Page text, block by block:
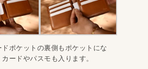
ドポケットの裏側もポケットにな
ードやパスモも入ります。